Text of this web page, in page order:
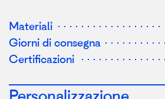
Materiali
Giorni di consegna
Certificazioni